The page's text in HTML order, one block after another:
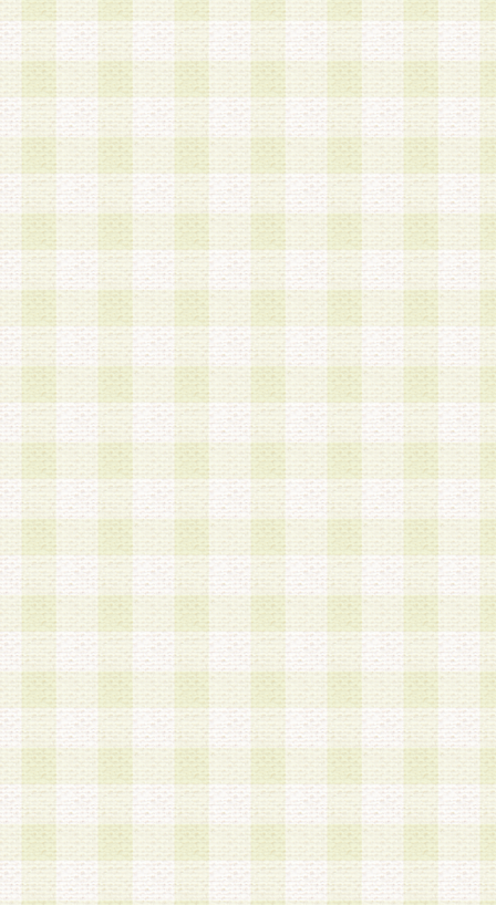
a.既に登録されている会員と同一のメールアドレ
録する場合
b.本サービスと同様のサービスを提供している企
業に従事していると思われる本人またはその家族
場合
c.その他当社が不適切と判断する場合
2.当社は、会員登録希望者を会員として承認する
した 場合、会員登録希望者による会員登録手続
による承認後の場合であっても、会員登録の取り
の抹消を、当社が適切と判 断する方法・手段に
とができるものとします。
3.会員登録希望者が18歳未満、成年被後見人、被
人 である場合は、親権者などの法定代理人の同
録を行うものとします。なお、義務教育学齢に該
者については、登録時に 当社が別途定める方法
権者による承認手続きを行うものとします。
第3条 会員の登録方法
1.会員登録手続きは、会員登録希望者本人が行う
る登録は一切認められないものとします。
2.会員登録希望者は、本規約に同意の後、当社指
画 面」において、当社が指定する必要事項を入
を行うものとします。当社は、会員登録を承認し
会員として本サービスを 受けるためのログイン
を付与します。
3.会員は、会員登録の際に申告する登録情報の全
いかなる虚偽の申告をも行ってはならないものと
4.会員は、複数のログインＩＤおよびパスワード
いものとします。